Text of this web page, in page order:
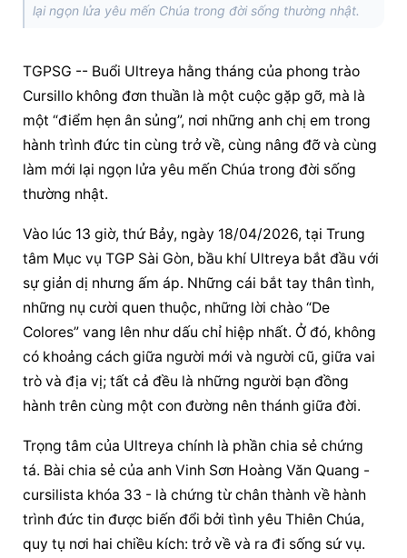
lại ngọn lửa yêu mến Chúa trong đời sống thường nhật.
TGPSG -- Buổi Ultreya hằng tháng của phong trào
Cursillo không đơn thuần là một cuộc gặp gỡ, mà là
một “điểm hẹn ân sủng”, nơi những anh chị em trong
hành trình đức tin cùng trở về, cùng nâng đỡ và cùng
làm mới lại ngọn lửa yêu mến Chúa trong đời sống
thường nhật.
Vào lúc 13 giờ, thứ Bảy, ngày 18/04/2026, tại Trung
tâm Mục vụ TGP Sài Gòn, bầu khí Ultreya bắt đầu với
sự giản dị nhưng ấm áp. Những cái bắt tay thân tình,
những nụ cười quen thuộc, những lời chào “De
Colores” vang lên như dấu chỉ hiệp nhất. Ở đó, không
có khoảng cách giữa người mới và người cũ, giữa vai
trò và địa vị; tất cả đều là những người bạn đồng
hành trên cùng một con đường nên thánh giữa đời.
Trọng tâm của Ultreya chính là phần chia sẻ chứng
tá. Bài chia sẻ của anh Vinh Sơn Hoàng Văn Quang -
cursilista khóa 33 - là chứng từ chân thành về hành
trình đức tin được biến đổi bởi tình yêu Thiên Chúa,
quy tụ nơi hai chiều kích: trở về và ra đi sống sứ vụ.